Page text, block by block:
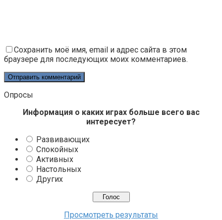
Сохранить моё имя, email и адрес сайта в этом
браузере для последующих моих комментариев.
Опросы
Информация о каких играх больше всего вас
интересует?
Развивающих
Спокойных
Активных
Настольных
Других
Просмотреть результаты